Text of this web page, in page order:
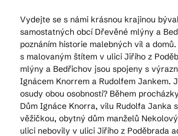
Vydejte se s námi krásnou krajinou
samostatných obcí Dřevěné mlýny a
poznáním historie malebných vil a
s malovaným štítem v ulici Jiřího z
mlýny a Bedřichov jsou spojeny s
Ignácem Knorrem a Rudolfem Jankem.
osudy obou osobností? Během
Dům Ignáce Knorra, vilu Rudolfa Janka
věžičkou, obytný dům manželů
ulici nebovily v ulici Jiřího z Poděbrada